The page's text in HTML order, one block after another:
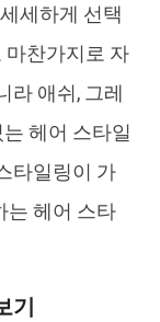
세하게 선택
마찬가지로 자
라 애쉬, 그레
헤어 스타일
타일링이 가
는 헤어 스타
기